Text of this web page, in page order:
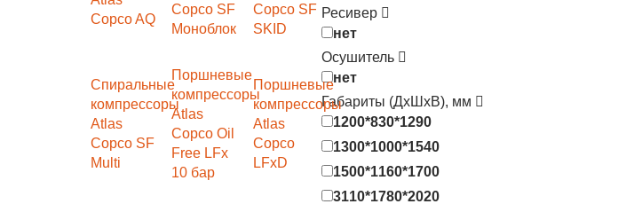
Copco AQ
Copco SF
Моноблок
Copco SF
SKID
Спиральные
компрессоры
Atlas
Copco SF
Multi
Поршневые
компрессоры
Atlas
Copco Oil
Free LFx
10 бар
Поршневые
компрессоры
Atlas
Copco
LFxD
Ресивер
нет
Осушитель
нет
Габариты (ДхШхВ), мм
1200*830*1290
1300*1000*1540
1500*1160*1700
3110*1780*2020